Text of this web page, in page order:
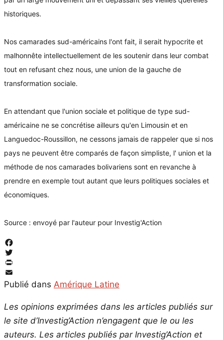
historiques.
Nos camarades sud-américains l'ont fait, il serait hypocrite et
malhonnête intellectuellement de les soutenir dans leur combat
tout en refusant chez nous, une union de la gauche de
transformation sociale.
En attendant que l'union sociale et politique de type sud-
américaine ne se concrétise ailleurs qu'en Limousin et en
Languedoc-Roussillon, ne cessons jamais de rappeler que si nos
pays ne peuvent être comparés de façon simpliste, l' union et la
méthode de nos camarades bolivariens sont en revanche à
prendre en exemple tout autant que leurs politiques sociales et
économiques.
Source : envoyé par l'auteur pour Investig'Action
Facebook
Twitter
PrintFriendly
Email
Publié dans Amérique Latine
Les opinions exprimées dans les articles publiés sur
le site d’Investig’Action n’engagent que le ou les
auteurs. Les articles publiés par Investig’Action et